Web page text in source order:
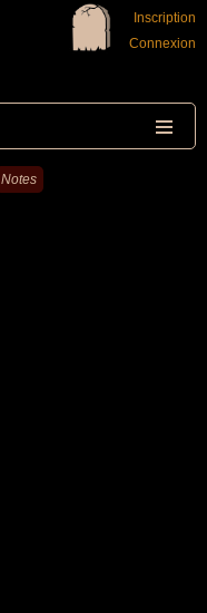
Inscription
Connexion
Notes